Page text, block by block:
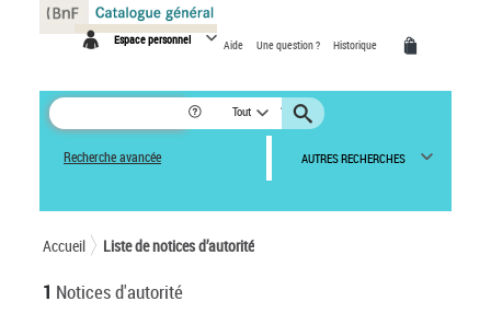
Espace personnel Aide Une question ? Historique
Tout
Recherche avancée AUTRES RECHERCHES
Accueil Liste de notices d’autorité
1 Notices d'autorité
Panneau de gestion des cookies